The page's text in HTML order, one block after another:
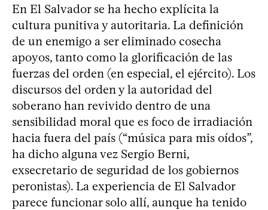
En El Salvador se ha hecho explícita la
cultura punitiva y autoritaria. La definición
de un enemigo a ser eliminado cosecha
apoyos, tanto como la glorificación de las
fuerzas del orden (en especial, el ejército). Los
discursos del orden y la autoridad del
soberano han revivido dentro de una
sensibilidad moral que es foco de irradiación
hacia fuera del país (“música para mis oídos”,
ha dicho alguna vez Sergio Berni,
exsecretario de seguridad de los gobiernos
peronistas). La experiencia de El Salvador
parece funcionar solo allí, aunque ha tenido